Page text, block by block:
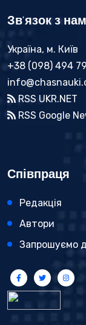
Зв'язок з
Україна, м. Київ
+38 (098) 494
RSS UKR.NET
RSS Google
Співпраця
Редакція
Автори
Запрошуємо